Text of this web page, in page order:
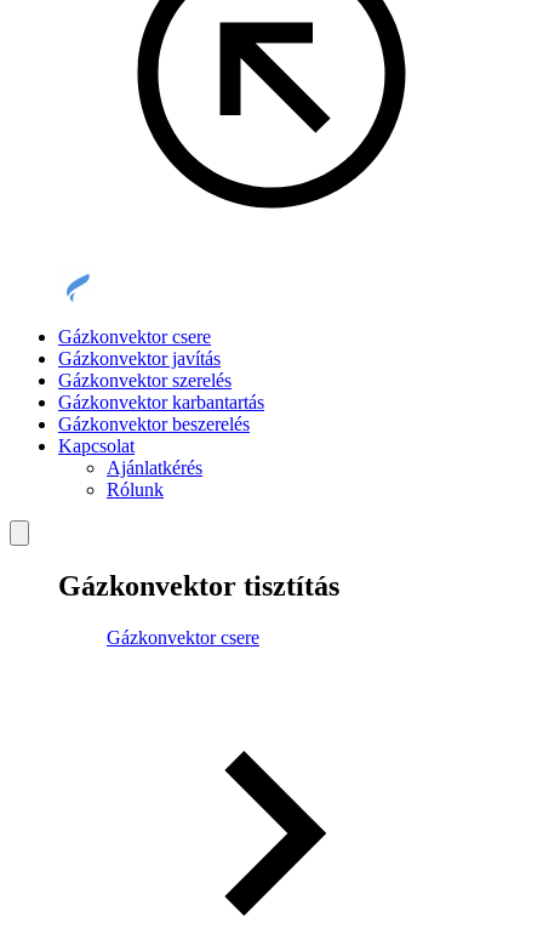
Gázkonvektor csere
Gázkonvektor javítás
Gázkonvektor szerelés
Gázkonvektor karbantartás
Gázkonvektor beszerelés
Kapcsolat
Ajánlatkérés
Rólunk
Gázkonvektor tisztítás
Gázkonvektor csere